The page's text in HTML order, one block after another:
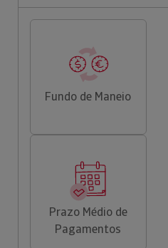
Fundo de Maneio
Prazo Médio de
Pagamentos